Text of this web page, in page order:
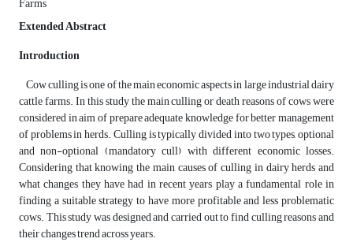
Extended Abstract
Introduction
Cow culling is one of the main economic aspects in large industrial dairy
cattle farms. In this study the main culling or death reasons of cows were
considered in aim of prepare adequate knowledge for better management
of problems in herds. Culling is typically divided into two types, optional
and non-optional (mandatory cull) with different economic losses.
Considering that knowing the main causes of culling in dairy herds and
what changes they have had in recent years play a fundamental role in
finding a suitable strategy to have more profitable and less problematic
cows. This study was designed and carried out to find culling reasons and
their changes trend across years.